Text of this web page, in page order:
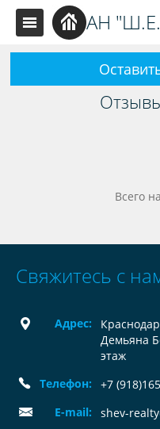
АН
Всего
Свяжитесь с
Адрес:
Демьяна
этаж
Телефон:
+7
E-mail:
shev-